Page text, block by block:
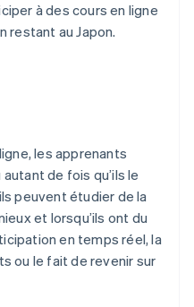
à des cours en ligne
restant au Japon.
les apprenants
de fois qu’ils le
peuvent étudier de la
et lorsqu’ils ont du
en temps réel, la
ou le fait de revenir sur